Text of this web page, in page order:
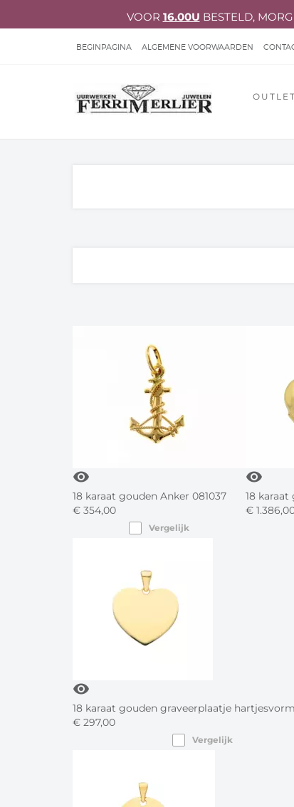
VOOR 16.00U BESTELD,
BEGINPAGINA ALGEMENE VOORWAARDEN
HERSTELLINGEN JUWELEN & UURWERKEN
OUTLET
visibility
18 karaat gouden Anker 081037
€ 354,00
Vergelijk
visibility
18
€ 1.386,
visibility
18 karaat gouden graveerplaatje
€ 297,00
Vergelijk